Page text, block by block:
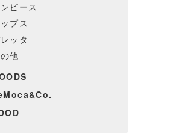
ピース
ップス
ッタ
他